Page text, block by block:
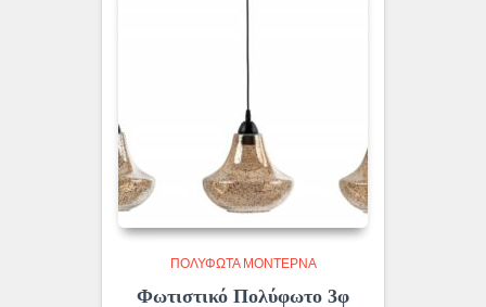
ΠΟΛΎΦΩΤΑ ΜΟΝΤΈΡΝΑ
Φωτιστικό Πολύφωτο 3φ